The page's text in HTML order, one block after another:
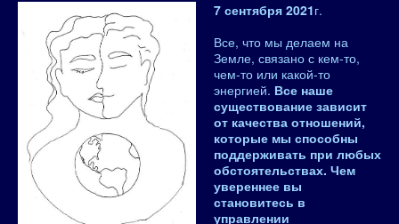
7 сентября 2021г.
Все, что мы делаем на
Земле, связано с кем-то,
чем-то или какой-то
энергией. Все наше
существование зависит
от качества отношений,
которые мы способны
поддерживать при любых
обстоятельствах. Чем
увереннее вы
становитесь в
управлении